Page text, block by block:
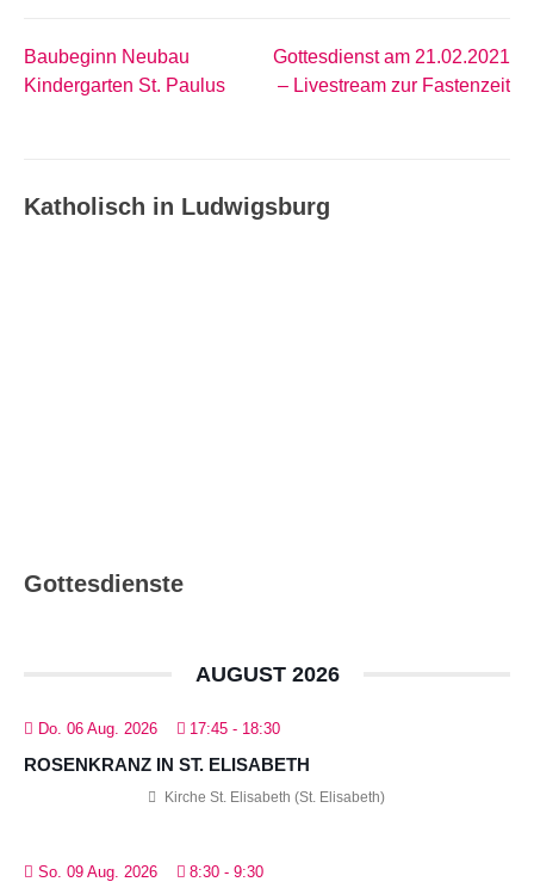
Beitragsnavigation
Baubeginn Neubau
Kindergarten St. Paulus
Gottesdienst am 21.02.2021
– Livestream zur Fastenzeit
Katholisch in Ludwigsburg
Gottesdienste
AUGUST 2026
Do. 06 Aug. 2026 17:45 - 18:30
ROSENKRANZ IN ST. ELISABETH
Kirche St. Elisabeth (St. Elisabeth)
So. 09 Aug. 2026 8:30 - 9:30